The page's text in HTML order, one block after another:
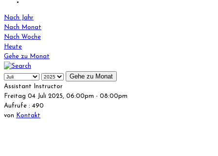
Nach Jahr
Nach Monat
Nach Woche
Heute
Gehe zu Monat
Gehe zu Monat
Assistant Instructor
Freitag 04 Juli 2025, 06:00pm - 08:00pm
Aufrufe : 490
von
Kontakt